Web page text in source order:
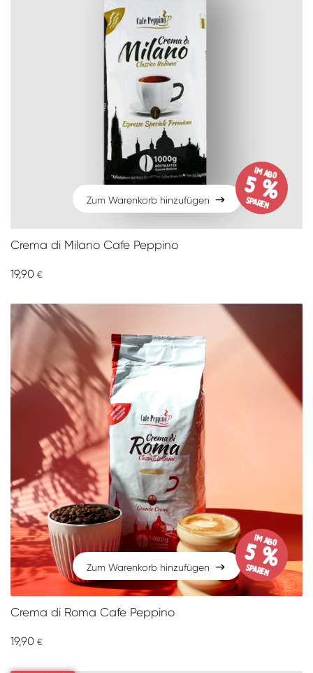
Zum Warenkorb hinzufügen
Zum Warenkorb hinzufügen
im Abo
5 %
sparen
Crema di Milano Cafe Peppino
19,90 €
Zum Warenkorb hinzufügen
Zum Warenkorb hinzufügen
im Abo
5 %
sparen
Crema di Roma Cafe Peppino
19,90 €